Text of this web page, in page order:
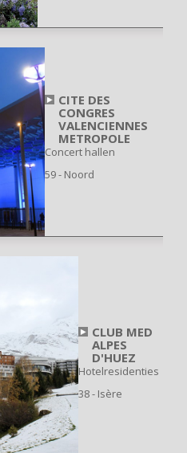
CITE DES
CONGRES
VALENCIENNES
METROPOLE
Concert hallen
59 - Noord
CLUB MED
ALPES
D'HUEZ
Hotelresidenties
38 - Isère